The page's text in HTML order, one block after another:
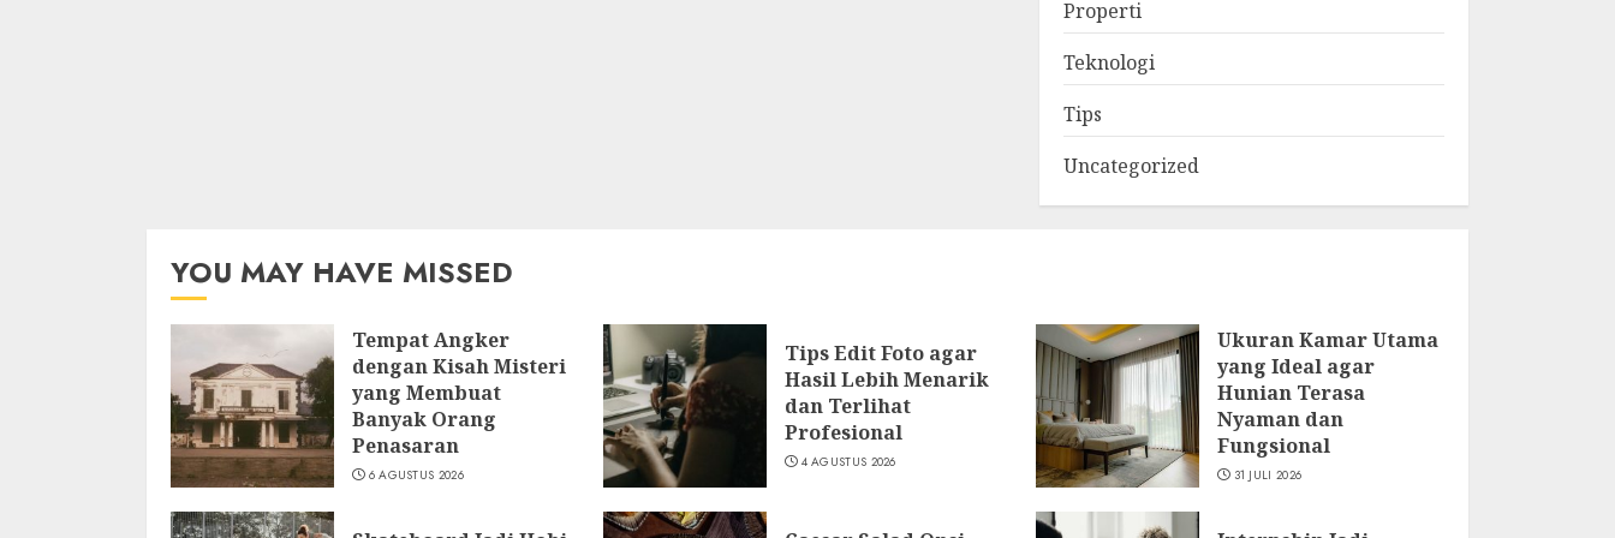
Properti
Teknologi
Tips
Uncategorized
YOU MAY HAVE MISSED
Tempat Angker
dengan Kisah Misteri
yang Membuat
Banyak Orang
Penasaran
6 AGUSTUS 2026
Tips Edit Foto agar
Hasil Lebih Menarik
dan Terlihat
Profesional
4 AGUSTUS 2026
Ukuran Kamar Utama
yang Ideal agar
Hunian Terasa
Nyaman dan
Fungsional
31 JULI 2026